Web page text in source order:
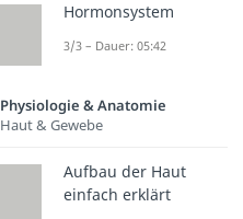
Hormonsystem
3/3 – Dauer: 05:42
Physiologie & Anatomie
Haut & Gewebe
Aufbau der Haut
einfach erklärt